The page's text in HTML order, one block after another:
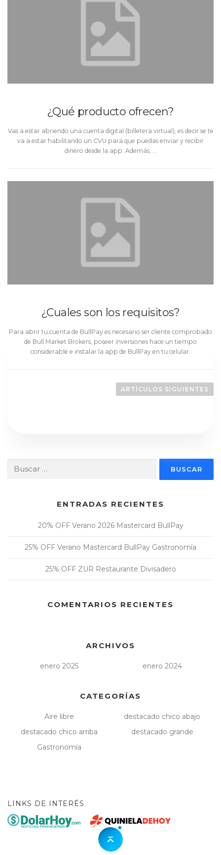
¿Qué producto ofrecen?
Vas a estar abriendo una cuenta digital (billetera virtual), es decir se te
va a estar habilitando un CVU para que puedas enviar y recibir
dinero desde la app. Además, …
¿Cuales son los requisitos?
Para abrir tu cuenta de BullPay es necesario ser cliente comprobado
de Bull Market Brokers, poseer inversiones hace un tiempo
considerable e instalar la app de BullPay en tu celular.
ARTÍCULOS SIGUIENTES
ENTRADAS RECIENTES
20% OFF Verano 2026 Mastercard BullPay
25% OFF Verano Mastercard BullPay Gastronomía
25% OFF ZUR Restaurante Divisadero
COMENTARIOS RECIENTES
ARCHIVOS
enero 2025 enero 2024
CATEGORÍAS
Aire libre
destacado chico abajo
destacado chico arriba
destacado grande
Gastronomía
LINKS DE INTERÉS